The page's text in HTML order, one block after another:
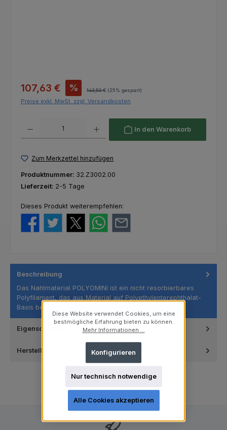
Verkaufspreis:
107,63 € % Regulärer Preis:
143,50 € (25% gespart)
Preise exkl. MwSt. zzgl. Versandkosten
In den Warenkorb
Zum Merkzettel hinzufügen
Produktnummer: 32.Z3002.00
Lieferzeit: 2-5 Tage
Dieses Produkt weiterempfehlen:
Beschreibung
Das Nahtmaterial POLYOMINI ist ein nicht resorbierbares
Polyfilament, das aus Material auf Polyethylenterephthalat-
Basis bes…
Eigenschaften
Hersteller
Diese Website verwendet Cookies, um eine
bestmögliche Erfahrung bieten zu können.
Mehr Informationen ...
Nur technisch notwendige
Konfigurieren
Alle Cookies akzeptieren